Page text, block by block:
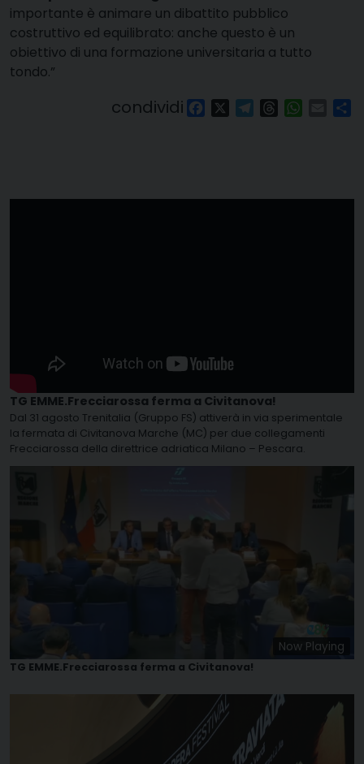
importante è animare un dibattito pubblico
costruttivo ed equilibrato: anche questo è un
obiettivo di una formazione universitaria a tutto
tondo.”
condividi FacebookTelegram
Threads Email
TG EMME.Frecciarossa ferma a Civitanova!
Dal 31 agosto Trenitalia (Gruppo FS) attiverà in via sperimentale
la fermata di Civitanova Marche (MC) per due collegamenti
Frecciarossa della direttrice adriatica Milano – Pescara.
Now Playing
TG EMME.Frecciarossa ferma a Civitanova!